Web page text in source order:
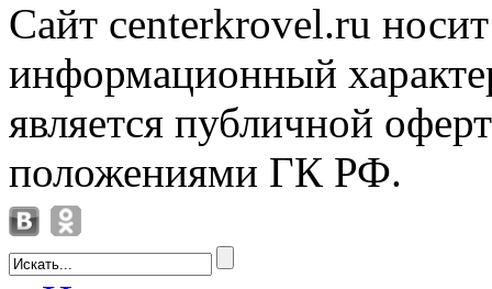
Сайт centerkrovel.ru
информационный
является публичной
положениями ГК РФ.